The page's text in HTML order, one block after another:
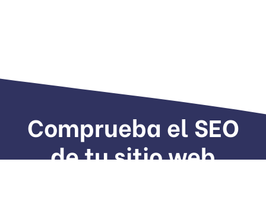
Comprueba el SEO
de tu sitio web